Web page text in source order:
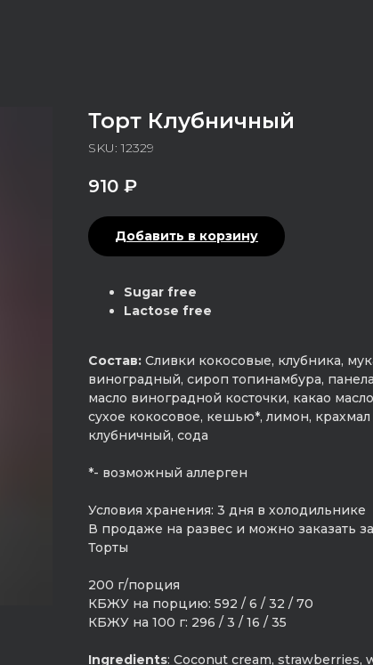
Торт Клубничный
SKU:12329
910 ₽
Добавить в корзину
Sugar free
Lactose free
Состав: Сливки кокосовые, клубника,
виноградный, сироп топинамбура,
масло виноградной косточки, какао
сухое кокосовое, кешью*, лимон, крахмал
клубничный, сода
*- возможный аллерген
Условия хранения: 3 дня в холодильнике
В продаже на развес и можно заказать
Торты
200 г/порция
КБЖУ на порцию: 592 / 6 / 32 / 70
КБЖУ на 100 г: 296 / 3 / 16 / 35
Ingredients: Coconut cream, strawberries,